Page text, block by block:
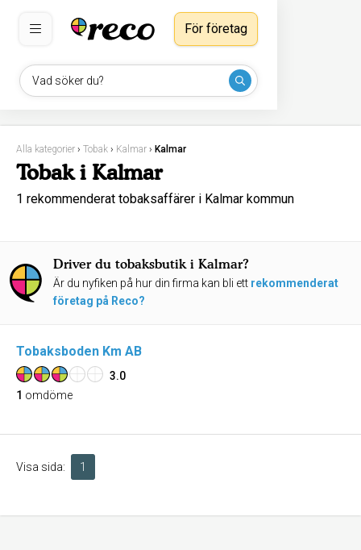
Vad söker du?
För företag
Alla kategorier › Tobak › Kalmar › Kalmar
Tobak i Kalmar
1 rekommenderat tobaksaffärer i Kalmar kommun
Driver du tobaksbutik i Kalmar?
Är du nyfiken på hur din firma kan bli ett rekommenderat
företag på Reco?
Tobaksboden Km AB
3.0
1 omdöme
Visa sida: 1